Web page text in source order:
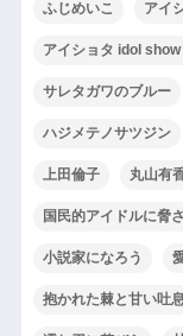
ふじめいこ アイ
アイショタ idol
サレタガワのブルー
ハジメテノサツジン
上田倫子 丸山有
国民的アイドルに脅
小説家になろう
抱かれた棘と甘い吐